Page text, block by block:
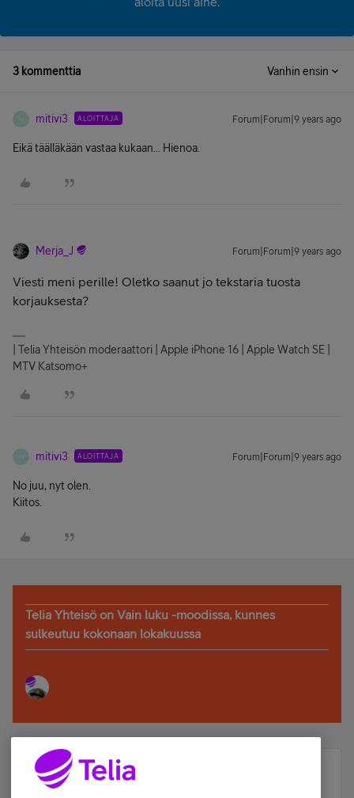
3 kommenttia Vanhin ensin
M mitivi3 ALOITTAJA Forum|Forum|9 years ago
Eikä täälläkään vastaa kukaan... Hienoa.
Merja_J Forum|Forum|9 years ago
Viesti meni perille! Oletko saanut jo tekstaria tuosta
korjauksesta?
| Telia Yhteisön moderaattori | Apple iPhone 16 | Apple Watch SE |
MTV Katsomo+
M mitivi3 ALOITTAJA Forum|Forum|9 years ago
No juu, nyt olen.
Kiitos.
Telia Yhteisö on Vain luku -moodissa, kunnes
sulkeutuu kokonaan lokakuussa
Älä jää paitsi – osallistu ja voita!